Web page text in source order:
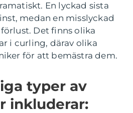
En lyckad sista
medan en misslyckad
Det finns olika
i curling, därav olika
för att bemästra dem.
typer av
inkluderar: